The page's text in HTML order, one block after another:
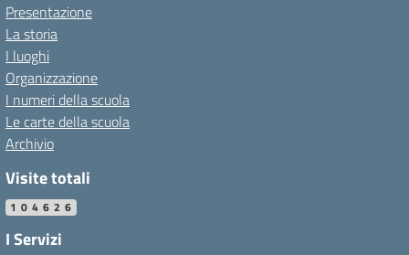
Presentazione
La storia
I luoghi
Organizzazione
I numeri della scuola
Le carte della scuola
Archivio
Visite totali
104626
I Servizi